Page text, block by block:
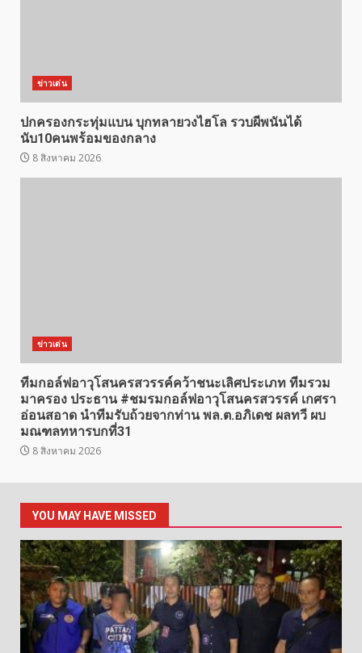
ข่าวเด่น
ปกครองกระทุ่มแบน บุกทลายวงไฮโล รวบผีพนันได้
นับ10คนพร้อมของกลาง
8 สิงหาคม 2026
ข่าวเด่น
ทีมกอล์ฟอาวุโสนครสวรรค์คว้าชนะเลิศประเภท ทีมรวม
มาครอง ประธาน #ชมรมกอล์ฟอาวุโสนครสวรรค์ เกศรา
อ่อนสอาด นำทีมรับถ้วยจากท่าน พล.ต.อภิเดช ผลทวี ผบ
มณฑลทหารบกที่31
8 สิงหาคม 2026
YOU MAY HAVE MISSED